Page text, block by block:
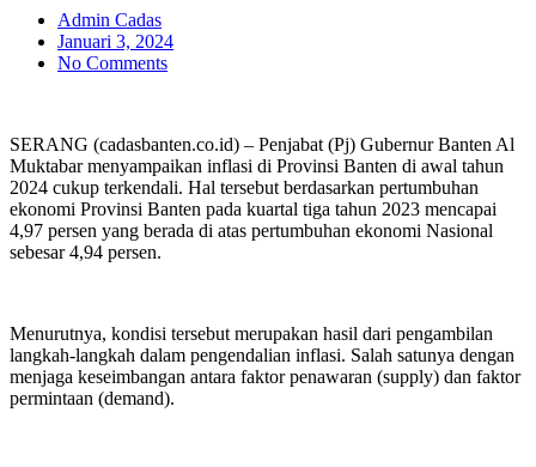
Admin Cadas
Januari 3, 2024
No Comments
SERANG (cadasbanten.co.id) – Penjabat (Pj) Gubernur Banten Al
Muktabar menyampaikan inflasi di Provinsi Banten di awal tahun
2024 cukup terkendali. Hal tersebut berdasarkan pertumbuhan
ekonomi Provinsi Banten pada kuartal tiga tahun 2023 mencapai
4,97 persen yang berada di atas pertumbuhan ekonomi Nasional
sebesar 4,94 persen.
Menurutnya, kondisi tersebut merupakan hasil dari pengambilan
langkah-langkah dalam pengendalian inflasi. Salah satunya dengan
menjaga keseimbangan antara faktor penawaran (supply) dan faktor
permintaan (demand).